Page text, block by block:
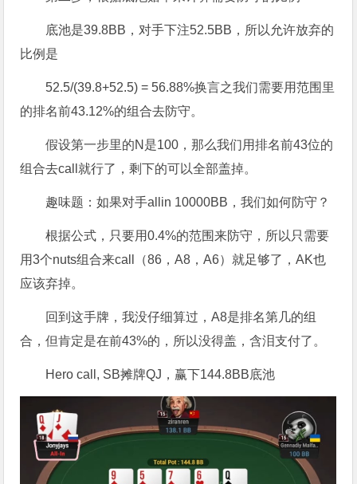
底池是39.8BB，对手下注52.5BB，所以允许放弃的
比例是
52.5/(39.8+52.5) = 56.88%换言之我们需要用范围里
的排名前43.12%的组合去防守。
假设第一步里的N是100，那么我们用排名前43位的
组合去call就行了，剩下的可以全部盖掉。
趣味题：如果对手allin 10000BB，我们如何防守？
根据公式，只要用0.4%的范围来防守，所以只需要
用3个nuts组合来call（86，A8，A6）就足够了，AK也
应该弃掉。
回到这手牌，我没仔细算过，A8是排名第几的组
合，但肯定是在前43%的，所以没得盖，含泪支付了。
Hero call, SB摊牌QJ，赢下144.8BB底池